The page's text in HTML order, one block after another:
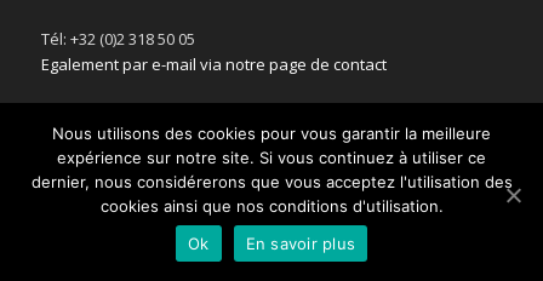
Tél: +32 (0)2 318 50 05
Egalement par e-mail via notre page de contact
© Copyright - Tech Office Solutions -Enfold WordPress Theme by
Nous utilisons des cookies pour vous garantir la meilleure
expérience sur notre site. Si vous continuez à utiliser ce
dernier, nous considérerons que vous acceptez l'utilisation des
cookies ainsi que nos conditions d'utilisation.
Ok
En savoir plus